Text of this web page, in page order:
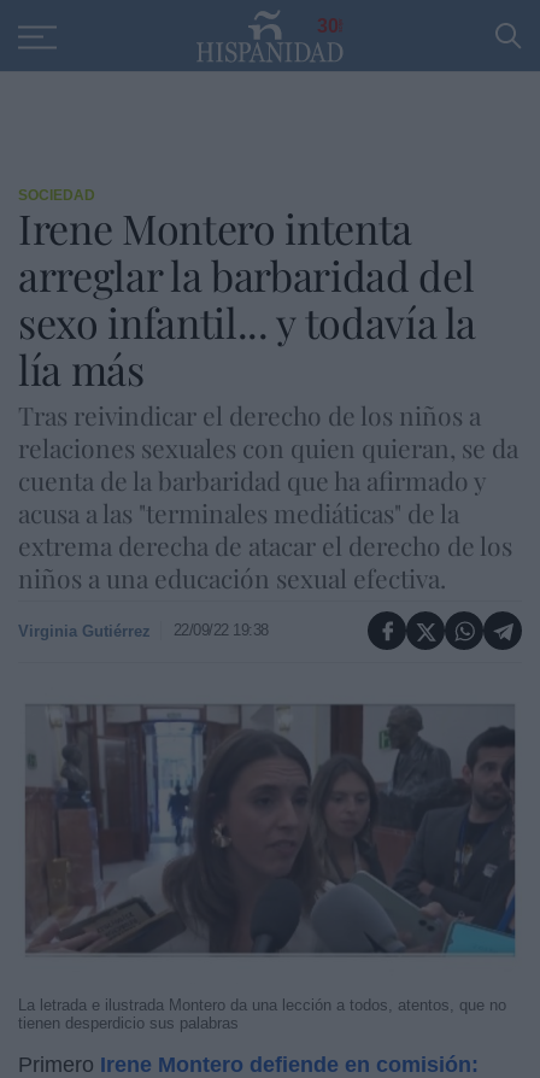
30
SOCIEDAD
Irene Montero intenta
arreglar la barbaridad del
sexo infantil... y todavía la
lía más
Tras reivindicar el derecho de los niños a
relaciones sexuales con quien quieran, se da
cuenta de la barbaridad que ha afirmado y
acusa a las "terminales mediáticas" de la
extrema derecha de atacar el derecho de los
niños a una educación sexual efectiva.
Virginia Gutiérrez 22/09/22 19:38
La letrada e ilustrada Montero da una lección a todos, atentos, que no
tienen desperdicio sus palabras
Primero Irene Montero defiende en comisión: